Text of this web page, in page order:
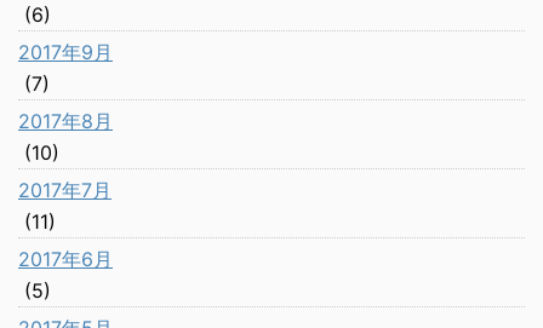
(6)
2017年9月
(7)
2017年8月
(10)
2017年7月
(11)
2017年6月
(5)